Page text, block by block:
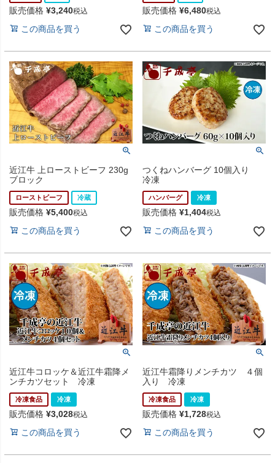
販売価格 ¥3,240税込
この商品を買う
販売価格 ¥6,480税込
この商品を買う
近江牛 上ローストビーフ 230g
ブロック
ローストビーフ 冷蔵
販売価格 ¥5,400税込
この商品を買う
つくねハンバーグ 10個入り
冷凍
ハンバーグ 冷凍
販売価格 ¥1,404税込
この商品を買う
近江牛コロッケ＆近江牛霜降メ
ンチカツセット 冷凍
冷凍食品 冷凍
販売価格 ¥3,028税込
この商品を買う
近江牛霜降りメンチカツ ４個
入り 冷凍
冷凍食品 冷凍
販売価格 ¥1,728税込
この商品を買う